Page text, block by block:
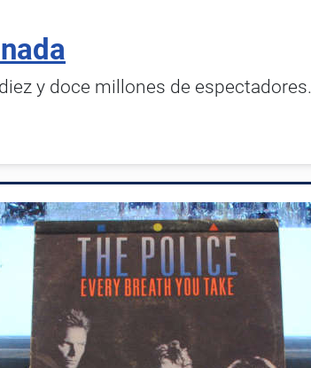
y doce millones de espectadores.